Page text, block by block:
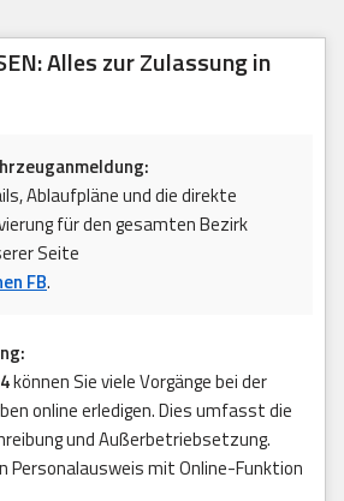
Alles zur Zulassung in
Ablaufpläne und die direkte
für den gesamten Bezirk
Seite
FB.
können Sie viele Vorgänge bei der
online erledigen. Dies umfasst die
und Außerbetriebsetzung.
Personalausweis mit Online-Funktion